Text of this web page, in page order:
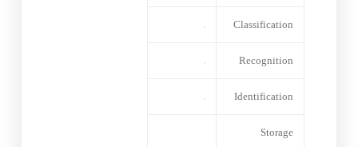
Classification
–
Recognition
–
Identification
–
Storage